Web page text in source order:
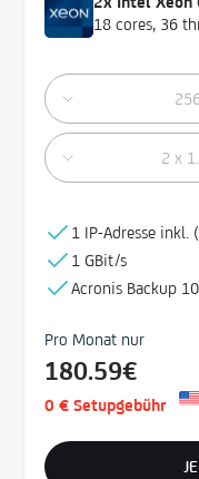
18 cores, 36
2 x
1 IP-Adresse inkl. (
1 GBit/s
Acronis Backup
Pro Monat nur
180.59€
0 € Setupgebühr